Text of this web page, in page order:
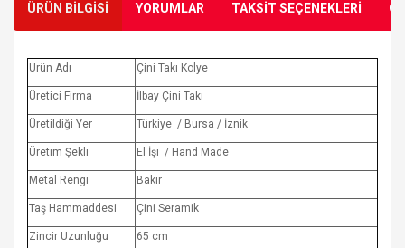
ÜRÜN BİLGİSİ YORUMLAR TAKSİT SEÇENEKLERİ
Ürün Adı Çini Takı Kolye
Üretici Firma İlbay Çini Takı
Üretildiği Yer Türkiye / Bursa / İznik
Üretim Şekli El İşi / Hand Made
Metal Rengi Bakır
Taş Hammaddesi Çini Seramik
Zincir Uzunluğu 65 cm